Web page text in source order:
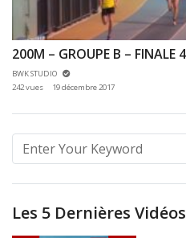
BWK STUDIO
242 vues
19 décembre 2017
Les 5 Dernières Vidéos